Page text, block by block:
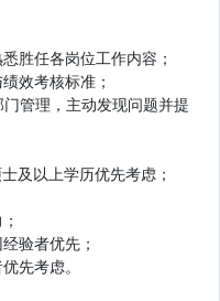
胜任各岗位工作内容；
效考核标准；
管理，主动发现问题并提
及以上学历优先考虑；
验者优先；
先考虑。